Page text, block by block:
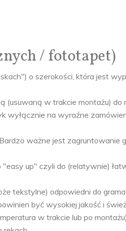
/ fototapet)
o szerokości, która jest
w trakcie montażu) do
wyłącznie na wyraźne
ważne jest zagruntowanie
up" czyli do (relatywnie)
tekstylne) odpowiedni do
być wysokiej jakość i
w trakcie lub po